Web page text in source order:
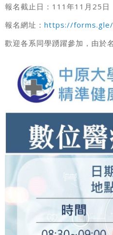
報名截止日：111年11月25日
報名網址： https://forms.gle/
歡迎各系同學踴躍參加，由於